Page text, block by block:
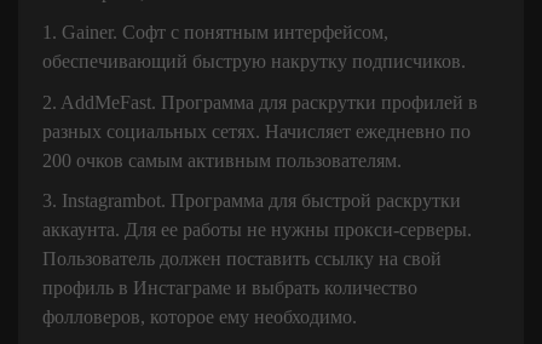
1. Gainer. Софт с понятным интерфейсом,
обеспечивающий быструю накрутку подписчиков.
2. AddMeFast. Программа для раскрутки профилей в
разных социальных сетях. Начисляет ежедневно по
200 очков самым активным пользователям.
3. Instagrambot. Программа для быстрой раскрутки
аккаунта. Для ее работы не нужны прокси-серверы.
Пользователь должен поставить ссылку на свой
профиль в Инстаграме и выбрать количество
фолловеров, которое ему необходимо.